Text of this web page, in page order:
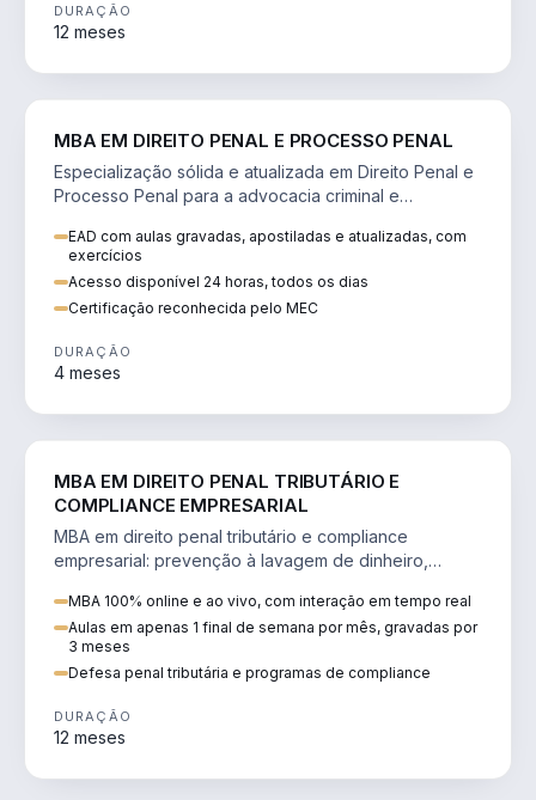
DURAÇÃO
12 meses
MBA EM DIREITO PENAL E PROCESSO PENAL
Especialização sólida e atualizada em Direito Penal e
Processo Penal para a advocacia criminal e
EAD com aulas gravadas, apostiladas e atualizadas, com
exercícios
Acesso disponível 24 horas, todos os dias
Certificação reconhecida pelo MEC
DURAÇÃO
4 meses
MBA EM DIREITO PENAL TRIBUTÁRIO E
COMPLIANCE EMPRESARIAL
MBA em direito penal tributário e compliance
empresarial: prevenção à lavagem de dinheiro,
MBA 100% online e ao vivo, com interação em tempo real
Aulas em apenas 1 final de semana por mês, gravadas por
3 meses
Defesa penal tributária e programas de compliance
DURAÇÃO
12 meses